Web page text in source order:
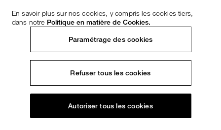
En savoir plus sur nos cookies, y compris les cookies tiers,
dans notre Politique en matière de Cookies.
Paramétrage des cookies
Refuser tous les cookies
Autoriser tous les cookies